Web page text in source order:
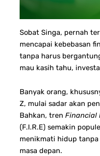
Sobat Singa, pernah
mencapai kebebasan
tanpa harus
mau kasih tahu,
Banyak orang,
Z, mulai sadar akan
Bahkan, tren Financial
(F.I.R.E) semakin
menikmati hidup
masa depan.